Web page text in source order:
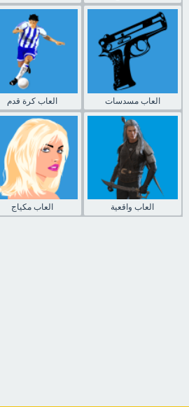
العاب كرة قدم العاب مسدسات
العاب مكياج العاب واقعية